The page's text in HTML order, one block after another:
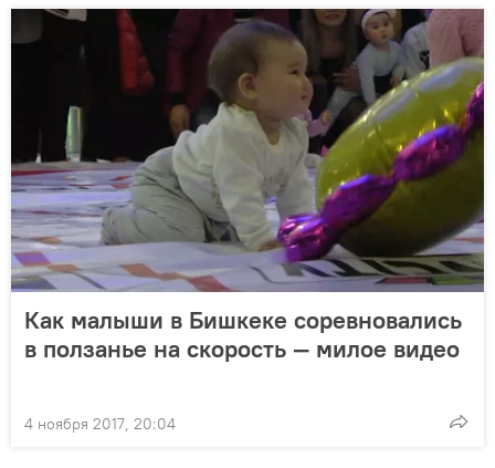
Как малыши в Бишкеке соревновались
в ползанье на скорость — милое видео
4 ноября 2017, 20:04